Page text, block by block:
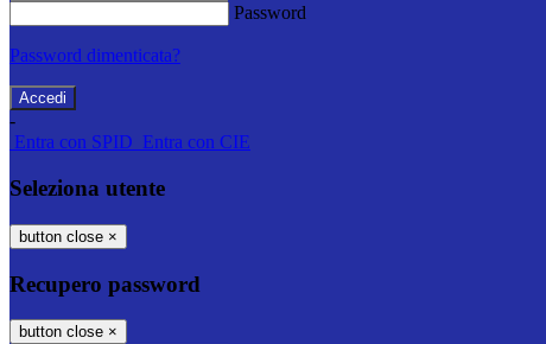
Password
Password dimenticata?
-
Entra con SPID Entra con CIE
Seleziona utente
button close ×
Recupero password
button close ×